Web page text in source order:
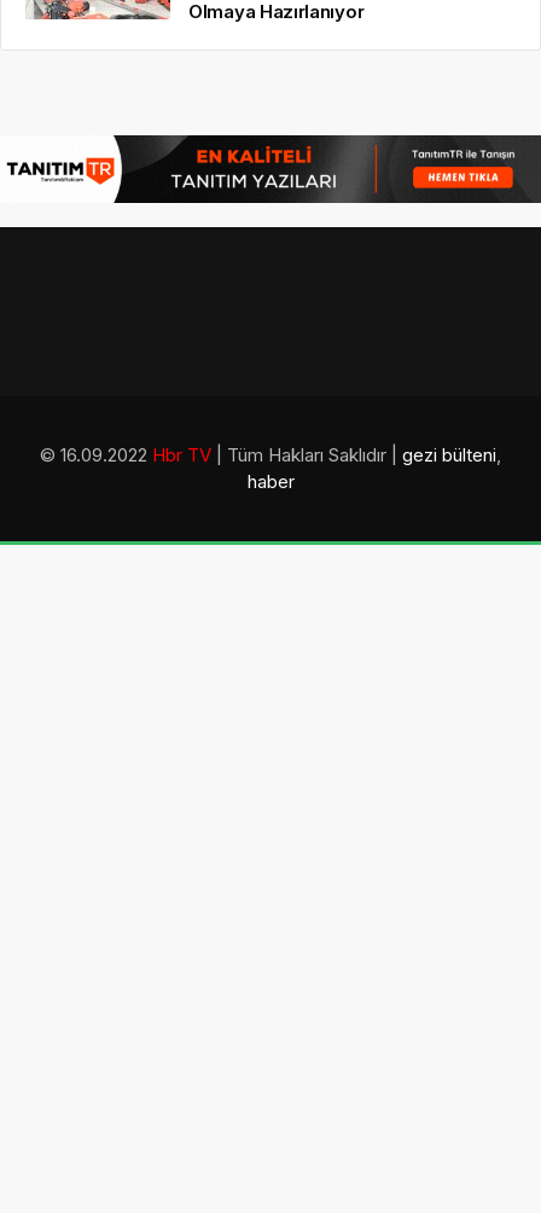
Olmaya Hazırlanıyor
© 16.09.2022 Hbr TV | Tüm Hakları Saklıdır | gezi bülteni,
haber